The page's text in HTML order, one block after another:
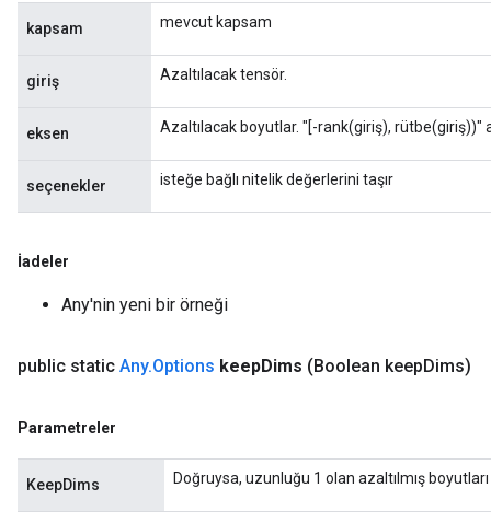
kapsam mevcut kapsam
giriş Azaltılacak tensör.
eksen Azaltılacak boyutlar. "[-rank(giriş), rütbe(giriş))"
seçenekler isteğe bağlı nitelik değerlerini taşır
İadeler
Any'nin yeni bir örneği
public static Any.Options keepDims (Boolean keepDims)
Parametreler
KeepDims Doğruysa, uzunluğu 1 olan azaltılmış